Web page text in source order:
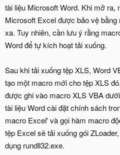
tài liệu Microsoft Word. Khi mở ra,
Microsoft Excel được bảo vệ
xa. Tuy nhiên, cần lưu ý rằng
Word để tự kích hoạt tải xuống.
Sau khi tải xuống tệp XLS, Word
tạo một macro mới cho tệp XLS
được ghi vào macro XLS VBA
tài liệu Word cài đặt chính sách
macro Excel' và gọi hàm macro
tệp Excel sẽ tải xuống gói
dụng rundll32.exe.